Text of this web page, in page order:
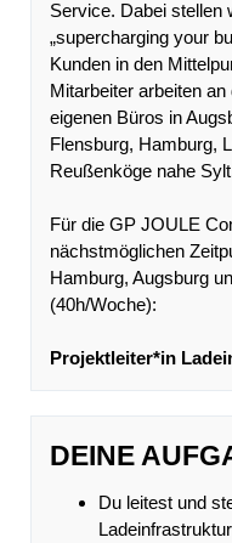
Service. Dabei stellen
„supercharging your
Kunden in den
Mitarbeiter arbeiten
eigenen Büros in
Flensburg, Hamburg,
Reußenköge nahe
Für die GP JOULE
nächstmöglichen
Hamburg, Augsburg
(40h/Woche):
Projektleiter*in
DEINE
Du leitest und